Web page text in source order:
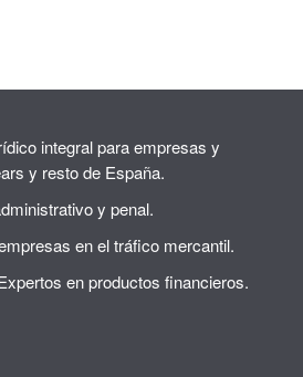
integral para empresas y
y resto de España.
y penal.
en el tráfico mercantil.
en productos financieros.